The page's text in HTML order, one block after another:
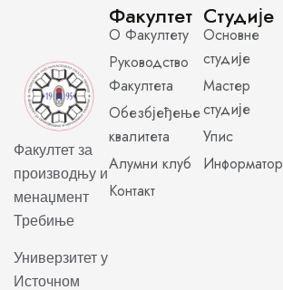
Факултет за
производњу и
менаџмент
Требиње
Универзитет у
Источном
Факултет
О Факултету
Руководство
Факултета
Обезбјеђење
квалитета
Алумни клуб
Контакт
Студије
Основне
студије
Мастер
студије
Упис
Информатор